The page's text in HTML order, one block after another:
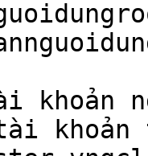
khoản